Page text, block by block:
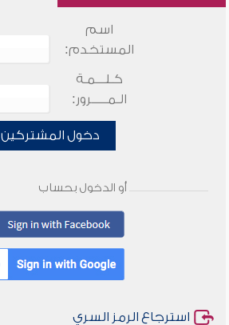
اسم
المستخدم:
كـلـــمـة
الـمـــــرور:
دخول المشتركين
أو الدخول بحساب
استرجاع الرمز السري